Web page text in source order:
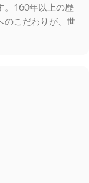
。160年以上の歴
のこだわりが、世